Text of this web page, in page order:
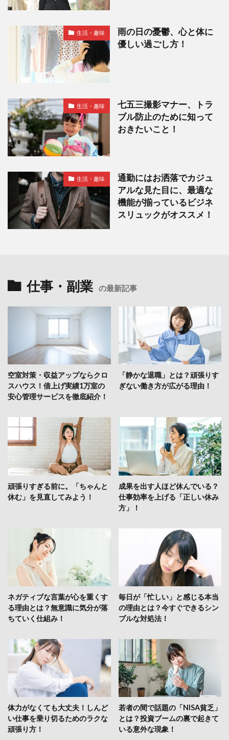
生活・趣味
雨の日の憂鬱、心と体に
優しい過ごし方！
生活・趣味
七五三撮影マナー、トラ
ブル防止のために知って
おきたいこと！
生活・趣味
通勤にはお洒落でカジュ
アルな見た目に、最適な
機能が揃っているビジネ
スリュックがオススメ！
仕事・副業 の最新記事
空室対策・収益アップならクロ
スハウス！借上げ実績1万室の
安心管理サービスを徹底紹介！
「静かな退職」とは？頑張りす
ぎない働き方が広がる理由！
頑張りすぎる前に。「ちゃんと
休む」を見直してみよう！
成果を出す人ほど休んでいる？
仕事効率を上げる「正しい休み
方」！
ネガティブな言葉が心を重くす
る理由とは？無意識に気分が落
ちていく仕組み！
毎日が「忙しい」と感じる本当
の理由とは？今すぐできるシン
プルな対処法！
体力がなくても大丈夫！しんど
い仕事を乗り切るためのラクな
頑張り方！
若者の間で話題の「NISA貧乏」
とは？投資ブームの裏で起きて
いる意外な現象！